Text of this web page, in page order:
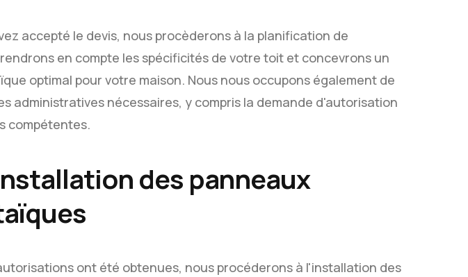
accepté le devis, nous procèderons à la planification de
en compte les spécificités de votre toit et concevrons un
optimal pour votre maison. Nous nous occupons également de
administratives nécessaires, y compris la demande d'autorisation
compétentes.
des panneaux
ont été obtenues, nous procéderons à l'installation des